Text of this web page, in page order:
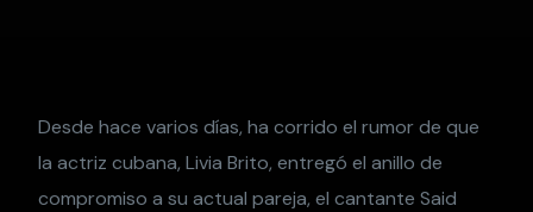
Desde hace varios días, ha corrido el rumor de que
la actriz cubana, Livia Brito, entregó el anillo de
compromiso a su actual pareja, el cantante Said